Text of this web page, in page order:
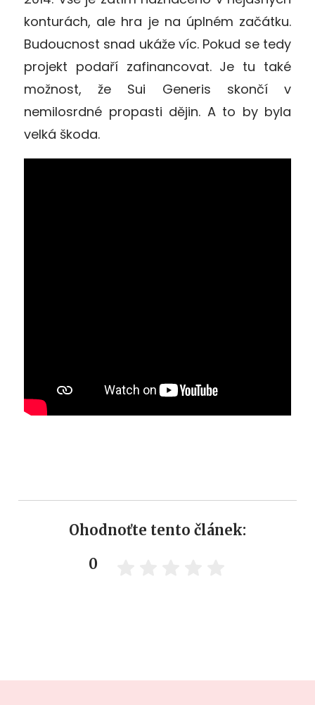
konturách, ale hra je na úplném začátku.
Budoucnost snad ukáže víc. Pokud se tedy
projekt podaří zafinancovat. Je tu také
možnost, že Sui Generis skončí v
nemilosrdné propasti dějin. A to by byla
velká škoda.
Ohodnoťte tento článek:
0